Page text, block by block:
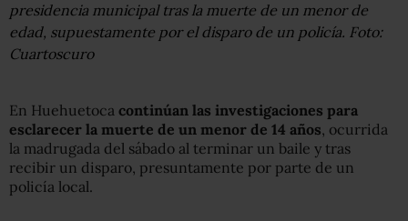
presidencia municipal tras la muerte de un menor de
edad, supuestamente por el disparo de un policía. Foto:
Cuartoscuro
En Huehuetoca continúan las investigaciones para
esclarecer la muerte de un menor de 14 años, ocurrida
la madrugada del sábado al terminar un baile y tras
recibir un disparo, presuntamente por parte de un
policía local.